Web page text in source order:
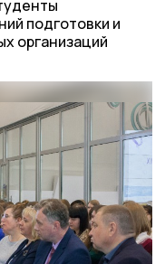
подготовки и
организаций